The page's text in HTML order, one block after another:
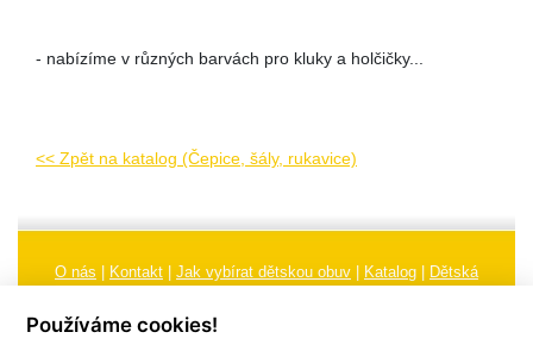
- nabízíme v různých barvách pro kluky a holčičky...
<< Zpět na katalog (Čepice, šály, rukavice)
O nás | Kontakt | Jak vybírat dětskou obuv | Katalog | Dětská
Používáme cookies!